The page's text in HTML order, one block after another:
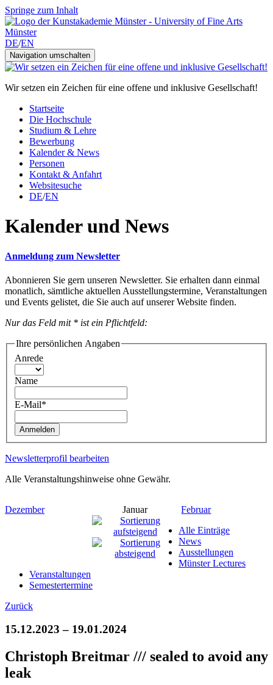
Springe zum Inhalt
DE/EN
Navigation umschalten
Wir setzen ein Zeichen für eine offene und inklusive Gesellschaft!
Startseite
Die Hochschule
Studium & Lehre
Bewerbung
Kalender & News
Personen
Kontakt & Anfahrt
Websitesuche
DE/EN
Kalender und News
Anmeldung zum Newsletter
Abonnieren Sie gern unseren Newsletter. Sie erhalten dann einmal
monatlich, sämtliche aktuellen Ausstellungstermine, Veranstaltungen
und Events gelistet, die Sie auch auf unserer Website finden.
Nur das Feld mit * ist ein Pflichtfeld:
Ihre persönlichen Angaben
Anrede
Name
E-Mail*
Anmelden
Newsletterprofil bearbeiten
Alle Veranstaltungshinweise ohne Gewähr.
Dezember Januar
Februar
Alle Einträge
News
Ausstellungen
Münster Lectures
Veranstaltungen
Semestertermine
Zurück
15.12.2023 – 19.01.2024
Christoph Breitmar /// sealed to avoid any
leak